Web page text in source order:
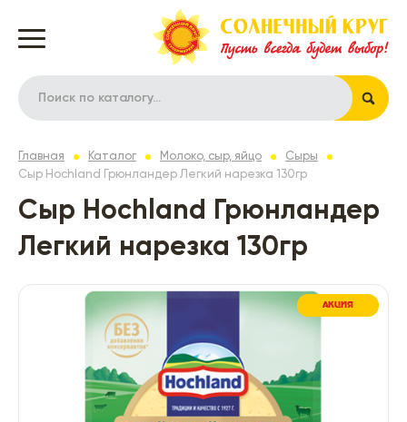
Главная Каталог Молоко, сыр, яйцо
Сыры
Сыр Hochland Грюнландер Легкий нарезка 130гр
Сыр Hochland Грюнландер
Легкий нарезка 130гр
АКЦИЯ